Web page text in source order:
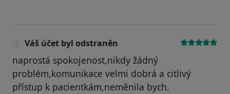
Váš účet byl odstraněn
naprostá spokojenost,nikdy žádný
problém,komunikace velmi dobrá a citlivý
přístup k pacientkám,neměnila bych.